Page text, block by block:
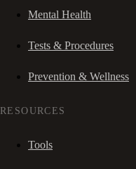
Mental Health
Tests & Procedures
Prevention & Wellness
RESOURCES
Tools